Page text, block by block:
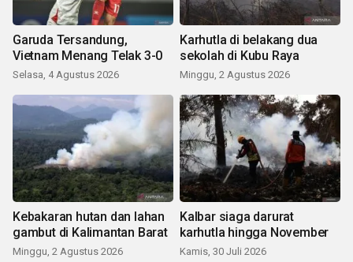
Garuda Tersandung,
Vietnam Menang Telak 3-0
Selasa, 4 Agustus 2026
Karhutla di belakang dua
sekolah di Kubu Raya
Minggu, 2 Agustus 2026
Kebakaran hutan dan lahan
gambut di Kalimantan Barat
Minggu, 2 Agustus 2026
Kalbar siaga darurat
karhutla hingga November
Kamis, 30 Juli 2026